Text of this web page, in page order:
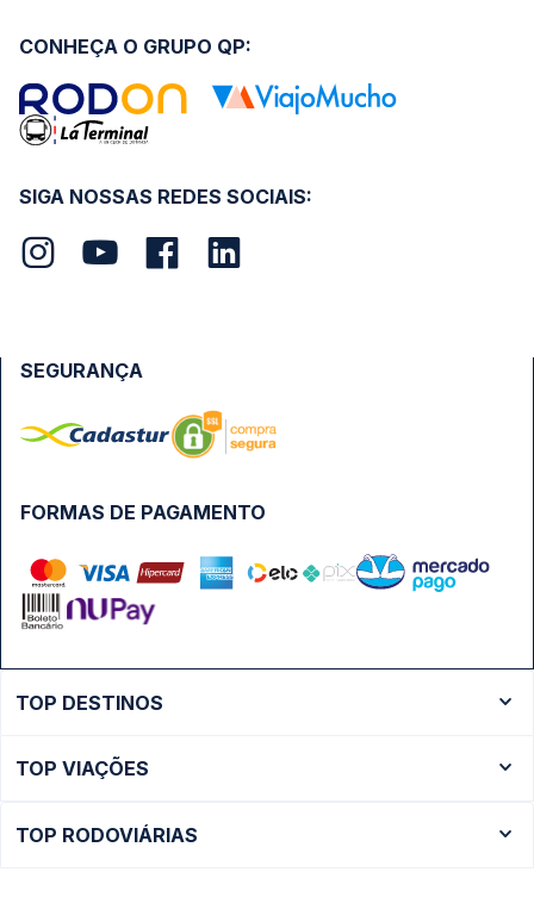
SIGA NOSSAS REDES SOCIAIS:
CONHEÇA O GRUPO QP:
FORMAS DE PAGAMENTO
SEGURANÇA
TOP DESTINOS
Ônibus São Paulo
TOP VIAÇÕES
TOP RODOVIÁRIAS